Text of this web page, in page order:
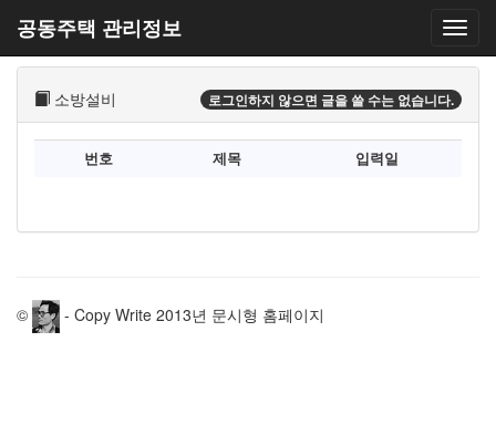
공동주택 관리정보
소방설비 로그인하지 않으면 글을 쓸 수는 없습니다.
번호 제목 입력일
© - Copy Write 2013년 문시형 홈페이지